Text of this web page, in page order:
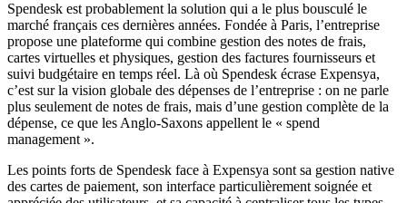
Spendesk est probablement la solution qui a le plus bousculé le
marché français ces dernières années. Fondée à Paris, l’entreprise
propose une plateforme qui combine gestion des notes de frais,
cartes virtuelles et physiques, gestion des factures fournisseurs et
suivi budgétaire en temps réel. Là où Spendesk écrase Expensya,
c’est sur la vision globale des dépenses de l’entreprise : on ne parle
plus seulement de notes de frais, mais d’une gestion complète de la
dépense, ce que les Anglo-Saxons appellent le « spend
management ».
Les points forts de Spendesk face à Expensya sont sa gestion native
des cartes de paiement, son interface particulièrement soignée et